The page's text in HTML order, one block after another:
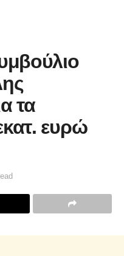
τα
ευρώ